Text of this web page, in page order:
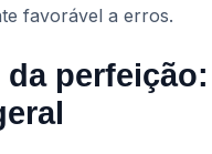
favorável a erros.
da